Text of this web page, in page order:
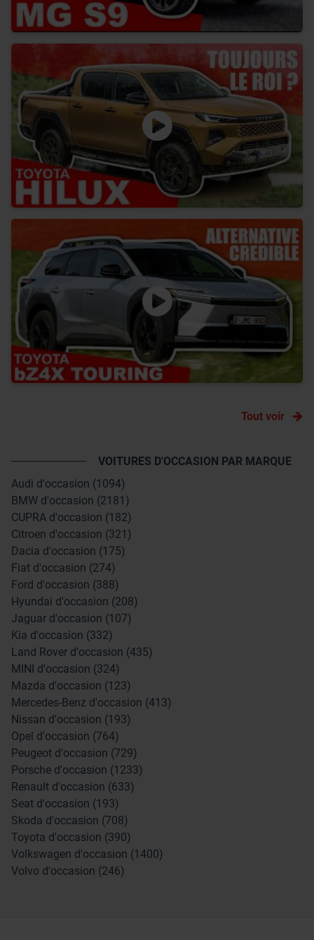
Tout voir
VOITURES D'OCCASION PAR MARQUE
Audi d'occasion (1094)
BMW d'occasion (2181)
CUPRA d'occasion (182)
Citroen d'occasion (321)
Dacia d'occasion (175)
Fiat d'occasion (274)
Ford d'occasion (388)
Hyundai d'occasion (208)
Jaguar d'occasion (107)
Kia d'occasion (332)
Land Rover d'occasion (435)
MINI d'occasion (324)
Mazda d'occasion (123)
Mercedes-Benz d'occasion (413)
Nissan d'occasion (193)
Opel d'occasion (764)
Peugeot d'occasion (729)
Porsche d'occasion (1233)
Renault d'occasion (633)
Seat d'occasion (193)
Skoda d'occasion (708)
Toyota d'occasion (390)
Volkswagen d'occasion (1400)
Volvo d'occasion (246)